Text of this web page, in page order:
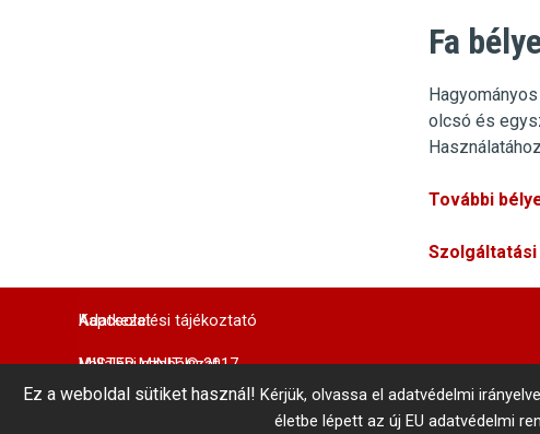
Fa
olcsó és
További
Szolgáltatási
MISTER MINIT © 2017
Adatkezelési tájékoztató
Vállalási szabályzat
Kapcsolat
Központi Autókulcsmásolás
telefonszám: +36 1 866 3300 # 3206
Ez a weboldal sütiket használ! Kérjük, olvassa el adatvédelmi
életbe lépett az új EU adatvédelmi